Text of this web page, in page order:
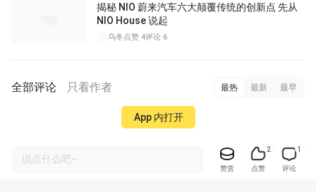
揭秘 NIO 蔚来汽车六大颠覆传统的创新点 先从
NIO House 说起
乌冬点赞 4评论 6
全部评论 只看作者 最热 最新 最早
App 内打开
说点什么吧~
赞赏
2
点赞
1
评论